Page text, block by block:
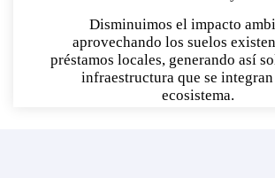
Disminuimos el impacto
aprovechando los suelos
préstamos locales, generando así
infraestructura que se
ecosistema.